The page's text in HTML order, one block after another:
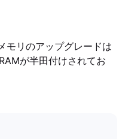
モリのアップグレードは
が半田付けされてお